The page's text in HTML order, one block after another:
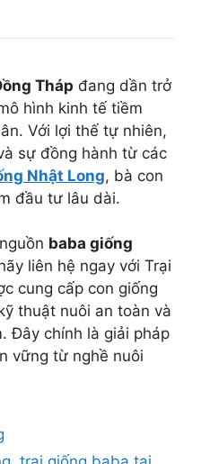
Tháp đang dần trở
hình kinh tế tiềm
Với lợi thế tự nhiên,
sự đồng hành từ các
Nhật Long, bà con
đầu tư lâu dài.
baba giống
liên hệ ngay với Trại
cung cấp con giống
thuật nuôi an toàn và
Đây chính là giải pháp
vững từ nghề nuôi